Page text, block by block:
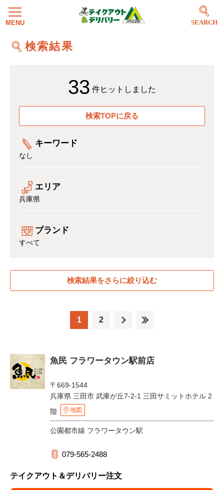
SEARCH
検索結果
33 件ヒットしました
検索TOPに戻る
キーワード
なし
エリア
兵庫県
ブランド
すべて
検索結果をさらに絞り込む
1 2
魚民 フラワータウン駅前店
〒669-1544
兵庫県 三田市 武庫が丘7-2-1 三田サミットホテル 2
階
地図
公園都市線 フラワータウン駅
079-565-2488
テイクアウト＆デリバリー注文